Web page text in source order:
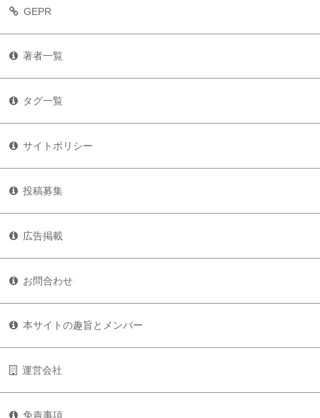
GEPR
著者一覧
タグ一覧
サイトポリシー
投稿募集
広告掲載
お問合わせ
本サイトの趣旨とメンバー
運営会社
免責事項